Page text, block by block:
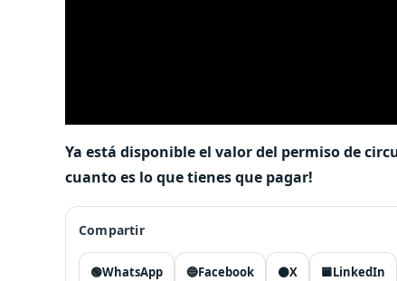
Ya está disponible el valor del permiso de
cuanto es lo que tienes que pagar!
Compartir
🟢WhatsApp 🔵Facebook ⚫X 🟦LinkedIn